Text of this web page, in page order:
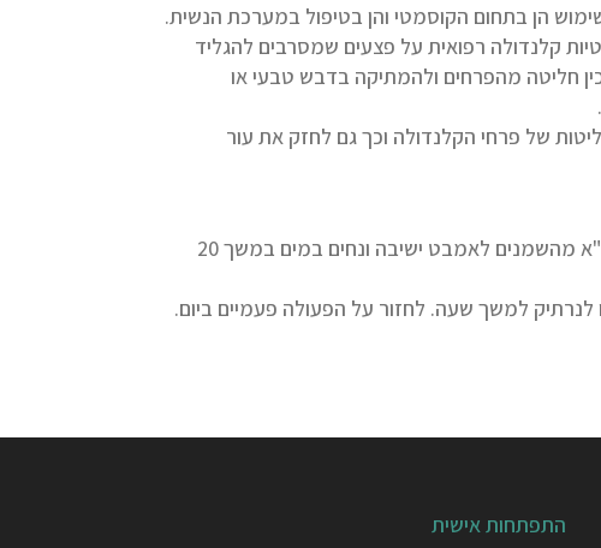
הן בתחום הקוסמטי והן בטיפול במערכת הנשית.
קלנדולה רפואית על פצעים שמסרבים להגליד
חליטה מהפרחים ולהמתיקה בדבש טבעי או
של פרחי הקלנדולה וכך גם לחזק את עור
שילוב של שמן הקלנדולה עם שמן עץ התה . מוסיפים 5 טיפות מכ"א מהשמנים לאמבט ישיבה ונחים במים במשך 20
התפתחות אישית